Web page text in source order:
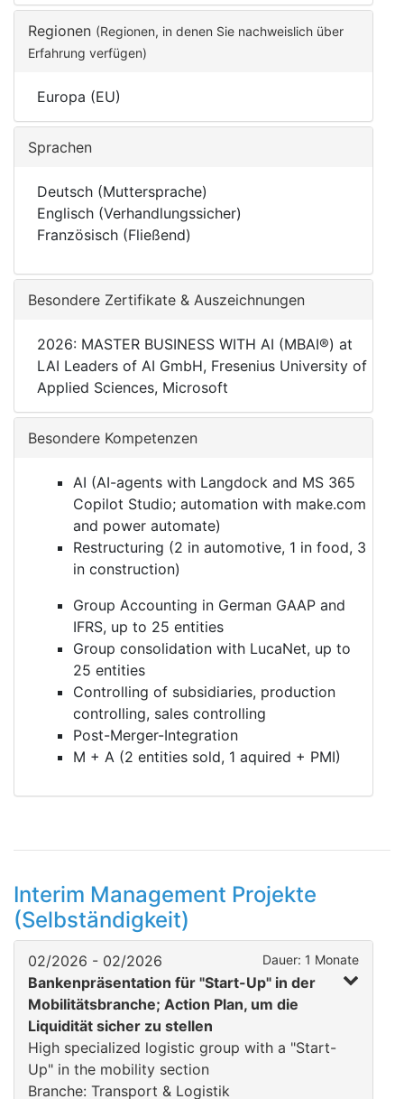
Regionen (Regionen, in denen Sie nachweislich über
Erfahrung verfügen)
Europa (EU)
Sprachen
Deutsch (Muttersprache)
Englisch (Verhandlungssicher)
Französisch (Fließend)
Besondere Zertifikate & Auszeichnungen
2026: MASTER BUSINESS WITH AI (MBAI®) at
LAI Leaders of AI GmbH, Fresenius University of
Applied Sciences, Microsoft
Besondere Kompetenzen
AI (AI-agents with Langdock and MS 365
Copilot Studio; automation with make.com
and power automate)
Restructuring (2 in automotive, 1 in food, 3
in construction)
Group Accounting in German GAAP and
IFRS, up to 25 entities
Group consolidation with LucaNet, up to
25 entities
Controlling of subsidiaries, production
controlling, sales controlling
Post-Merger-Integration
M + A (2 entities sold, 1 aquired + PMI)
Interim Management Projekte
(Selbständigkeit)
02/2026 - 02/2026 Dauer: 1 Monate
Bankenpräsentation für "Start-Up" in der
Mobilitätsbranche; Action Plan, um die
Liquidität sicher zu stellen
High specialized logistic group with a "Start-
Up" in the mobility section
Branche: Transport & Logistik